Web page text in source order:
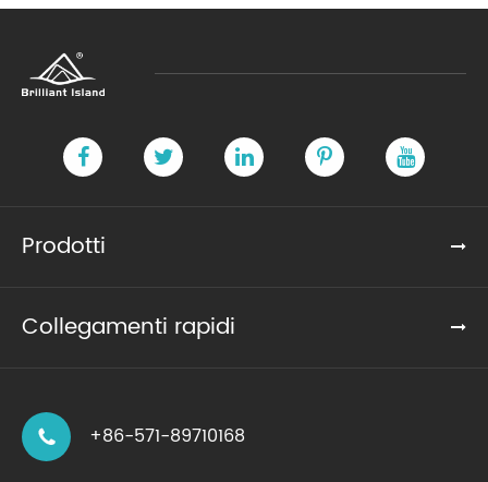
Prodotti
Collegamenti rapidi
 +86-571-89710168